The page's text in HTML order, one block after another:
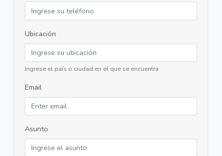
Ubicación
Ingrese el país o ciudad en el que se encuentra
Email
Asunto